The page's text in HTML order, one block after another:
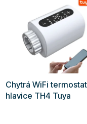
Chytrá WiFi
hlavice TH4 Tuya